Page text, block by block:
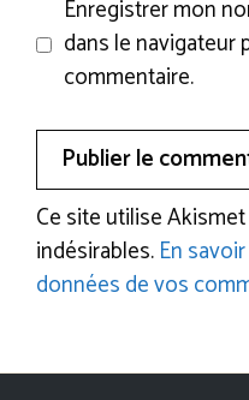
Enregistrer mon
dans le navigateur
commentaire.
Ce site utilise
indésirables.En
données de vos